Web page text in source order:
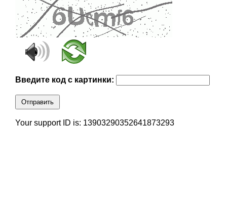
Введите код с картинки:
Отправить
Your support ID is: 13903290352641873293